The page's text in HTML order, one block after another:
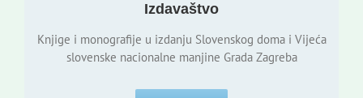
Izdavaštvo
Knjige i monografije u izdanju Slovenskog doma i Vijeća
slovenske nacionalne manjine Grada Zagreba